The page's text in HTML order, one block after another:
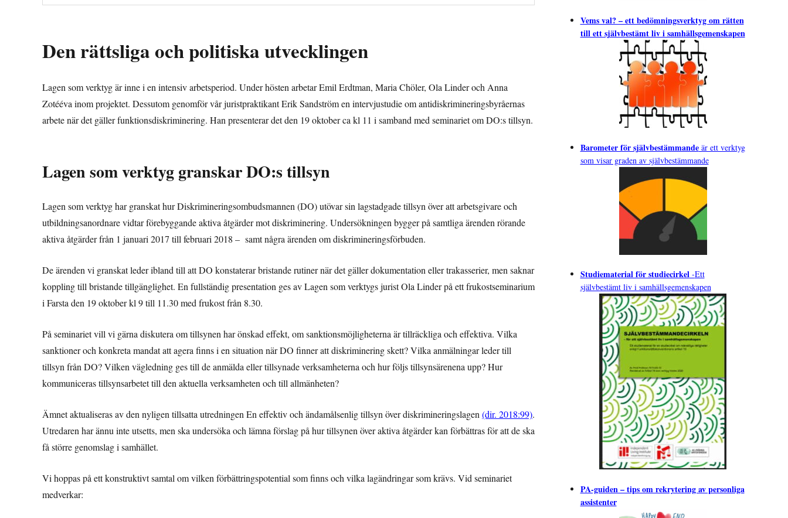
Den rättsliga och politiska utvecklingen
Lagen som verktyg är inne i en intensiv arbetsperiod. Under hösten arbetar Emil Erdtman, Maria Chöler, Ola Linder och Anna
Zotééva inom projektet. Dessutom genomför vår juristpraktikant Erik Sandström en intervjustudie om antidiskrimineringsbyråernas
arbete när det gäller funktionsdiskriminering. Han presenterar det den 19 oktober ca kl 11 i samband med seminariet om DO:s tillsyn.
Lagen som verktyg granskar DO:s tillsyn
Lagen som verktyg har granskat hur Diskrimineringsombudsmannen (DO) utövar sin lagstadgade tillsyn över att arbetsgivare och
utbildningsanordnare vidtar förebyggande aktiva åtgärder mot diskriminering. Undersökningen bygger på samtliga ärenden rörande
aktiva åtgärder från 1 januari 2017 till februari 2018 – samt några ärenden om diskrimineringsförbuden.
De ärenden vi granskat leder ibland till att DO konstaterar bristande rutiner när det gäller dokumentation eller trakasserier, men saknar
koppling till bristande tillgänglighet. En fullständig presentation ges av Lagen som verktygs jurist Ola Linder på ett frukostseminarium
i Farsta den 19 oktober kl 9 till 11.30 med frukost från 8.30.
På seminariet vill vi gärna diskutera om tillsynen har önskad effekt, om sanktionsmöjligheterna är tillräckliga och effektiva. Vilka
sanktioner och konkreta mandat att agera finns i en situation när DO finner att diskriminering skett? Vilka anmälningar leder till
tillsyn från DO? Vilken vägledning ges till de anmälda eller tillsynade verksamheterna och hur följs tillsynsärenena upp? Hur
kommuniceras tillsynsarbetet till den aktuella verksamheten och till allmänheten?
Ämnet aktualiseras av den nyligen tillsatta utredningen En effektiv och ändamålsenlig tillsyn över diskrimineringslagen (dir. 2018:99).
Utredaren har ännu inte utsetts, men ska undersöka och lämna förslag på hur tillsynen över aktiva åtgärder kan förbättras för att de ska
få större genomslag i samhället.
Vi hoppas på ett konstruktivt samtal om vilken förbättringspotential som finns och vilka lagändringar som krävs. Vid seminariet
medverkar:
Vems val? – ett bedömningsverktyg om rätten
till ett självbestämt liv i samhällsgemenskapen
Barometer för självbestämmandeär ett verktyg
som visar graden av självbestämmande
Studiematerial för studiecirkel-Ett
självbestämt liv i samhällsgemenskapen
PA-guiden – tips om rekrytering av personliga
assistenter